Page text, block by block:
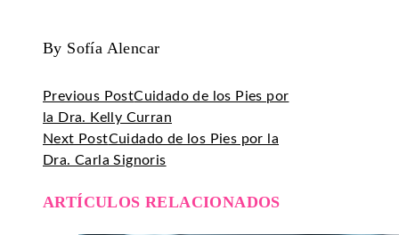
By Sofía Alencar
Previous PostCuidado de los Pies por
la Dra. Kelly Curran
Next PostCuidado de los Pies por la
Dra. Carla Signoris
ARTÍCULOS RELACIONADOS